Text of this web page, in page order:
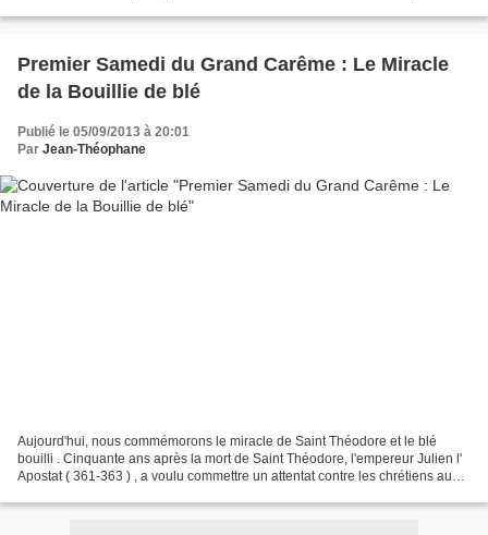
Premier Samedi du Grand Carême : Le Miracle
de la Bouillie de blé
Publié le 05/09/2013 à 20:01
Par Jean-Théophane
Aujourd'hui, nous commémorons le miracle de Saint Théodore et le blé
bouilli . Cinquante ans après la mort de Saint Théodore, l'empereur Julien l'
Apostat ( 361-363 ) , a voulu commettre un attentat contre les chrétiens au